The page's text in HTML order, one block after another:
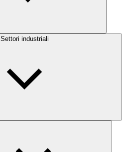
Settori industriali